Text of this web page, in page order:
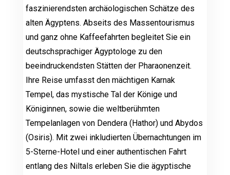
faszinierendsten archäologischen Schätze des
alten Ägyptens. Abseits des Massentourismus
und ganz ohne Kaffeefahrten begleitet Sie ein
deutschsprachiger Ägyptologe zu den
beeindruckendsten Stätten der Pharaonenzeit.
Ihre Reise umfasst den mächtigen Karnak
Tempel, das mystische Tal der Könige und
Königinnen, sowie die weltberühmten
Tempelanlagen von Dendera (Hathor) und Abydos
(Osiris). Mit zwei inkludierten Übernachtungen im
5-Sterne-Hotel und einer authentischen Fahrt
entlang des Niltals erleben Sie die ägyptische